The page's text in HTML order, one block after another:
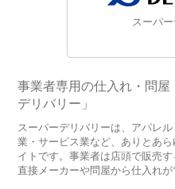
スーパ
事業者専用の仕入れ・問
デリバリー」
スーパーデリバリーは、アパレ
業・サービス業など、ありとあ
イトです。事業者は店頭で販売
直接メーカーや問屋から仕入れが